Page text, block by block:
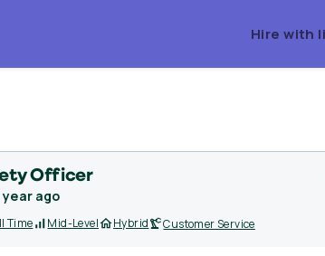
Hire with
Officer
year ago
Time Mid-Level Hybrid Customer Service